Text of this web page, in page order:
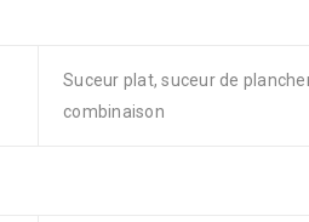
Suceur plat, suceur de
combinaison